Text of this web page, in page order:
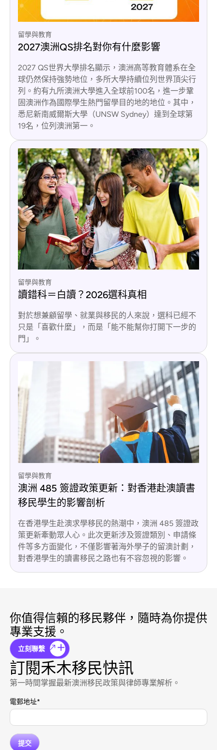
留學與教育
2027澳洲QS排名對你有什麼影響
2027 QS世界大學排名顯示，澳洲高等教育體系在全
球仍然保持強勢地位，多所大學持續位列世界頂尖行
列。約有九所澳洲大學進入全球前100名，進一步鞏
固澳洲作為國際學生熱門留學目的地的地位。其中，
悉尼新南威爾斯大學（UNSW Sydney）達到全球第
19名，位列澳洲第一。
留學與教育
讀錯科＝白讀？2026選科真相
對於想兼顧留學、就業與移民的人來說，選科已經不
只是「喜歡什麼」，而是「能不能幫你打開下一步的
門」。
留學與教育
澳洲 485 簽證政策更新：對香港赴澳讀書
移民學生的影響剖析
在香港學生赴澳求學移民的熱潮中，澳洲 485 簽證政
策更新牽動眾人心。此次更新涉及簽證類別、申請條
件等多方面變化，不僅影響著海外學子的留澳計劃，
對香港學生的讀書移民之路也有不容忽視的影響。
你值得信賴的移民夥伴，隨時為你提供
專業支援。
立刻聯繫
訂閱禾木移民快訊
第一時間掌握最新澳洲移民政策與律師專業解析。
電郵地址*